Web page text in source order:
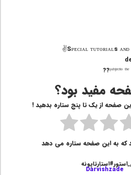
مفید بود؟
صفحه از یک تا پنج ستاره بدهید !
که به این صفحه ستاره می دهد
Darvishzade